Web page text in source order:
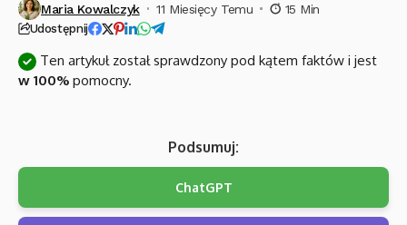
Maria Kowalczyk 11 Miesięcy Temu 15 Min
Udostępnij
Ten artykuł został sprawdzony pod kątem faktów i jest
w 100% pomocny.
Podsumuj:
ChatGPT